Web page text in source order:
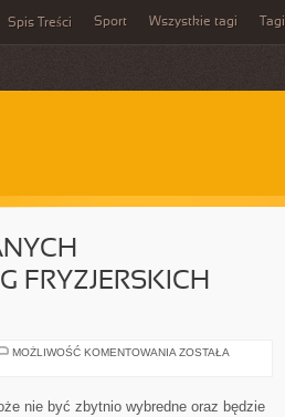
Spis Treści Sport Wszystkie tagi Tagi
FRYZJERSKICH
MOŻLIWOŚĆ KOMENTOWANIA W
FRYZJERSKICH
ZOSTAŁA
nie być zbytnio wybredne oraz będzie